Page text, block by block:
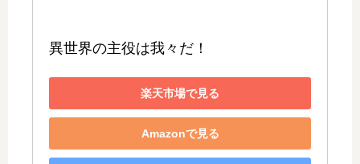
異世界の主役は我々だ！
楽天市場で見る
Amazonで見る